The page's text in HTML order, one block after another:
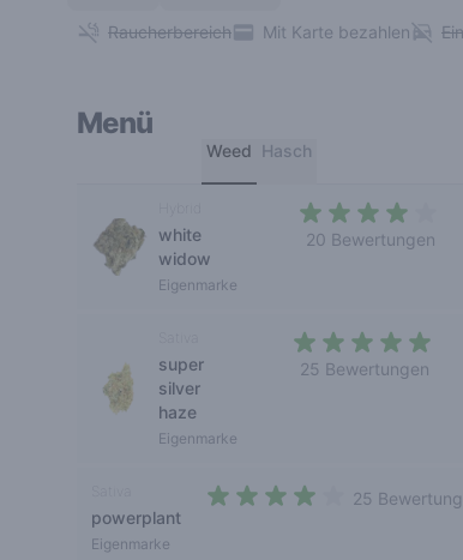
Raucherbereich Mit Karte bezahlen
Menü
Weed Hasch
white
widow
Eigenmarke
20 Bewertungen
super
silver
haze
Eigenmarke
25 Bewertungen
powerplant
Eigenmarke
25